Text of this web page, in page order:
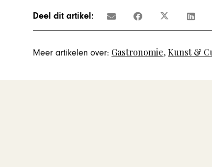
Deel dit artikel:
Meer artikelen over: Gastronomie,Kunst &